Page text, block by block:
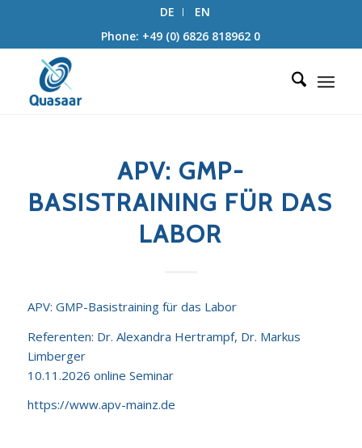
DE
EN
Phone: +49 (0) 6826 818962 0
APV: GMP-
BASISTRAINING FÜR DAS
LABOR
APV: GMP-Basistraining für das Labor
Referenten: Dr. Alexandra Hertrampf, Dr. Markus
Limberger
10.11.2026 online Seminar
https://www.apv-mainz.de